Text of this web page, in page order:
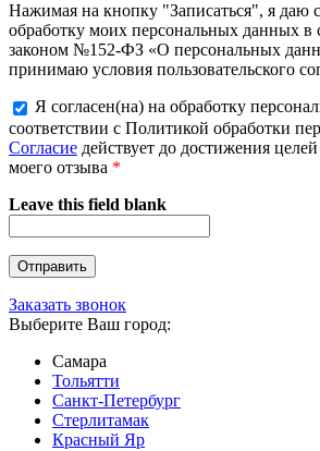
Нажимая на кнопку "Записаться", я даю
обработку моих персональных данных в
законом №152-ФЗ «О персональных
принимаю условия пользовательского
Я согласен(на) на обработку
соответствии с Политикой обработки
Согласие действует до достижения
моего отзыва *
Leave this field blank
Заказать звонок
Выберите Ваш город:
Самара
Тольятти
Санкт-Петербург
Стерлитамак
Красный Яр